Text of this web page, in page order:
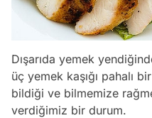
Dışarıda yemek
üç yemek kaşığı pahalı
bildiği ve bilmemize
verdiğimiz bir durum.